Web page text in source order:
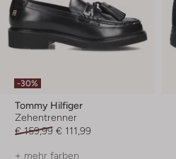
-30%
Tommy Hilfiger
Zehentrenner
€ 159,99 € 111,99
+ mehr farben